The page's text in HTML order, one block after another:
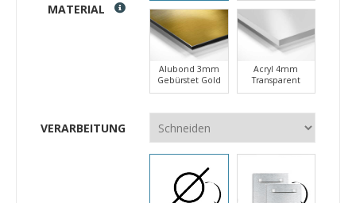
MATERIAL
Alubond 3mm
Gebürstet Gold
Acryl 4mm
Transparent
VERARBEITUNG